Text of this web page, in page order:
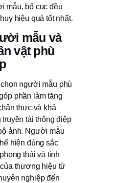
mẫu, bố cục đều
hiệu quả tốt nhất.
mẫu và
vật phù
người mẫu phù
phần làm tăng
thực và khả
truyền tải thông điệp
ảnh. Người mẫu
hiện đúng sắc
thái và tinh
thương hiệu từ
nghiệp đến